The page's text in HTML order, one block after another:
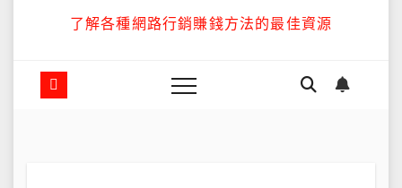
了解各種網路行銷賺錢方法的最佳資源